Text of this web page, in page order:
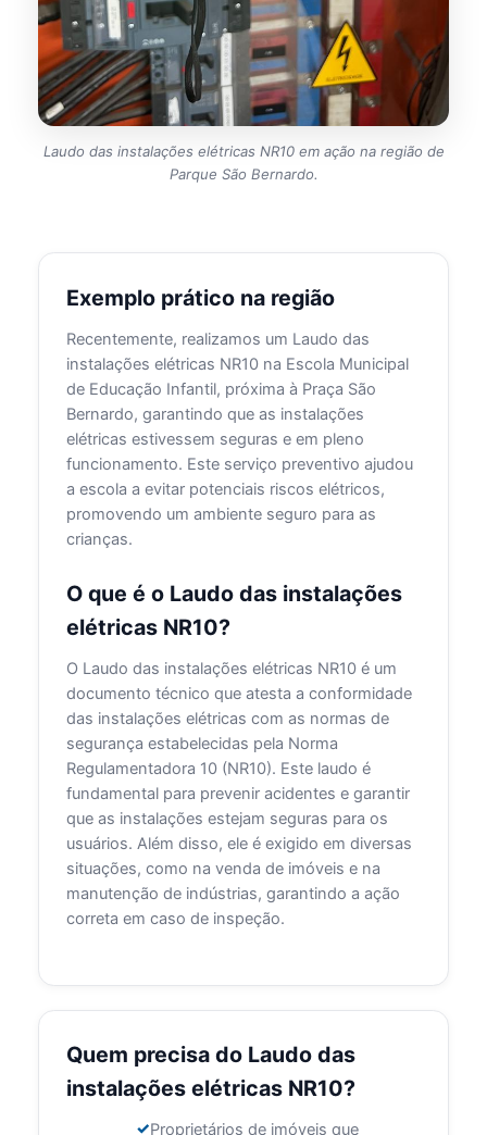
Laudo das instalações elétricas NR10 em ação na região de
Parque São Bernardo.
Exemplo prático na região
Recentemente, realizamos um Laudo das
instalações elétricas NR10 na Escola Municipal
de Educação Infantil, próxima à Praça São
Bernardo, garantindo que as instalações
elétricas estivessem seguras e em pleno
funcionamento. Este serviço preventivo ajudou
a escola a evitar potenciais riscos elétricos,
promovendo um ambiente seguro para as
crianças.
O que é o Laudo das instalações
elétricas NR10?
O Laudo das instalações elétricas NR10 é um
documento técnico que atesta a conformidade
das instalações elétricas com as normas de
segurança estabelecidas pela Norma
Regulamentadora 10 (NR10). Este laudo é
fundamental para prevenir acidentes e garantir
que as instalações estejam seguras para os
usuários. Além disso, ele é exigido em diversas
situações, como na venda de imóveis e na
manutenção de indústrias, garantindo a ação
correta em caso de inspeção.
Quem precisa do Laudo das
instalações elétricas NR10?
Proprietários de imóveis que